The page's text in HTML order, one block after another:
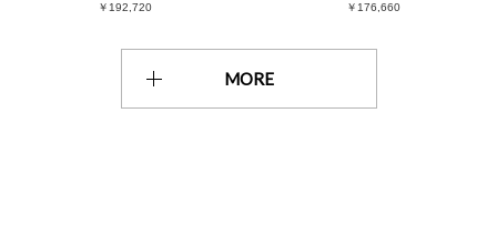
￥192,720 ￥176,660
MORE